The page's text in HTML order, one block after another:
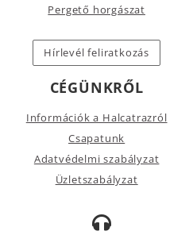
Pergető horgászat
Hírlevél feliratkozás
CÉGÜNKRŐL
Információk a Halcatrazról
Csapatunk
Adatvédelmi szabályzat
Üzletszabályzat